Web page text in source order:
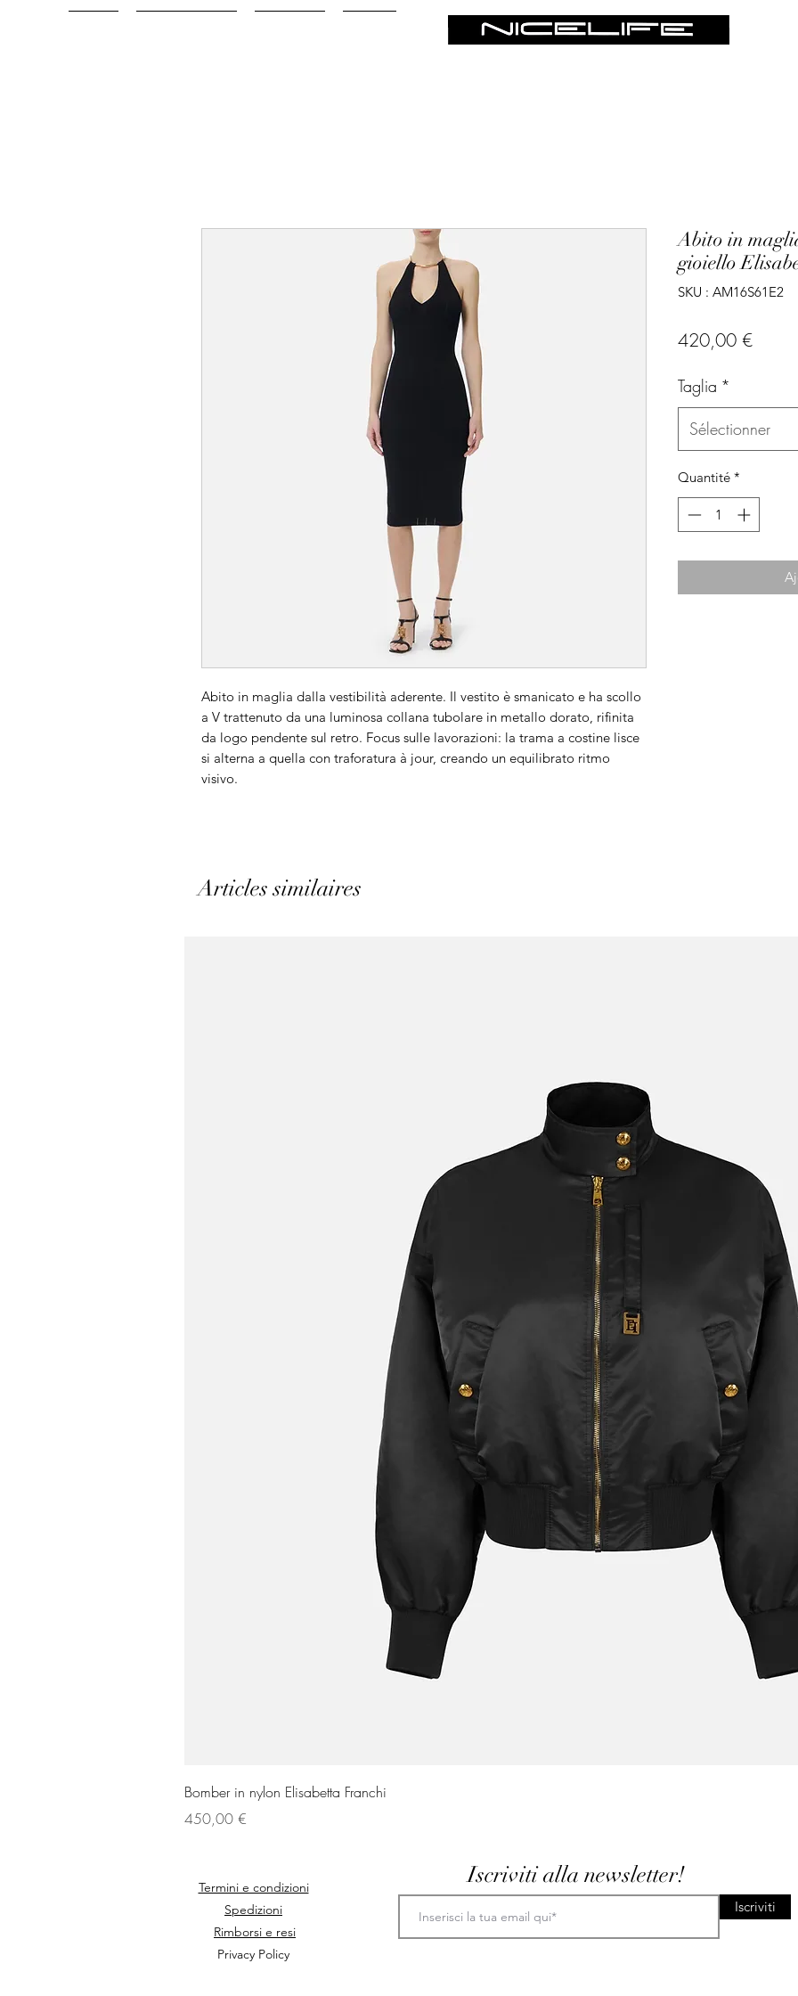
Abito in maglia dalla vestibilità aderente. Il vestito è smanicato e ha scollo
a V trattenuto da una luminosa collana tubolare in metallo dorato, rifinita
da logo pendente sul retro. Focus sulle lavorazioni: la trama a costine lisce
si alterna a quella con traforatura à jour, creando un equilibrato ritmo
visivo.
Abito in
gioiello
SKU : AM16S61E2
420,00 €Prix
Taglia *
Sélectionner
Quantité *
Articles similaires
Bomber in nylon Elisabetta Franchi
Prix
450,00 €
Termini e condizioni
Spedizioni
Rimborsi e resi
Privacy Policy
Iscriviti
Iscriviti alla newsletter!